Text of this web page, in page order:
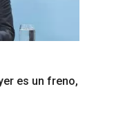
es un freno,